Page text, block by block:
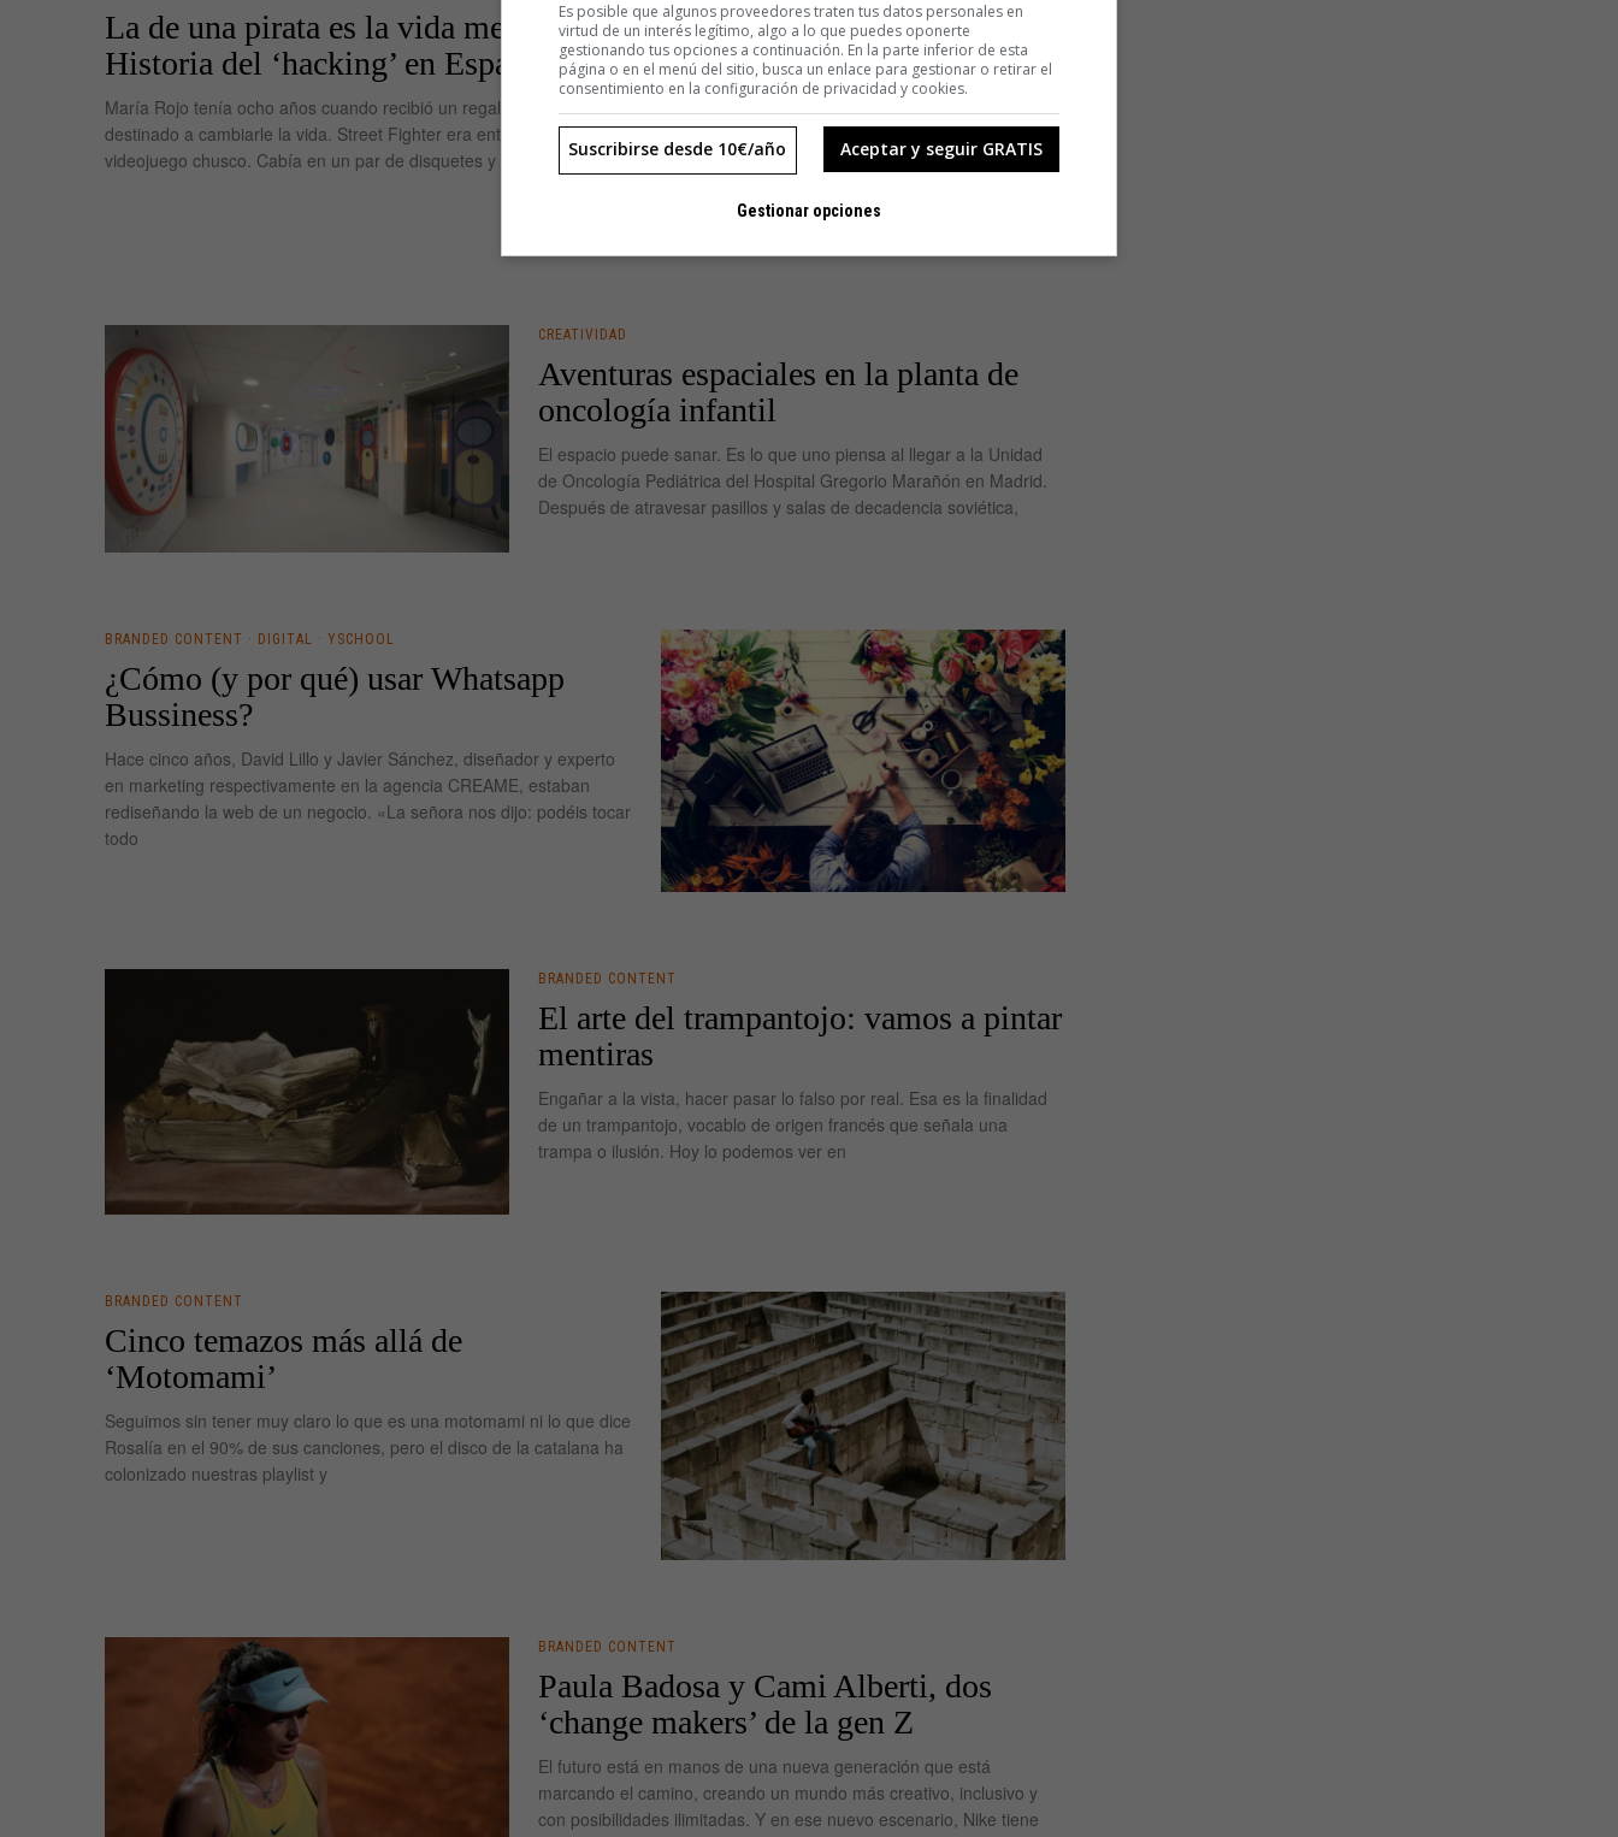
La de una pirata es la vida mejor:
Historia del ‘hacking’ en España
María Rojo tenía ocho años cuando recibió un regalo que estaba
destinado a cambiarle la vida. Street Fighter era entonces un
videojuego chusco. Cabía en un par de disquetes y los muñequitos
CREATIVIDAD
Aventuras espaciales en la planta de
oncología infantil
El espacio puede sanar. Es lo que uno piensa al llegar a la Unidad
de Oncología Pediátrica del Hospital Gregorio Marañón en Madrid.
Después de atravesar pasillos y salas de decadencia soviética,
BRANDED CONTENT · DIGITAL · YSCHOOL
¿Cómo (y por qué) usar Whatsapp
Bussiness?
Hace cinco años, David Lillo y Javier Sánchez, diseñador y experto
en marketing respectivamente en la agencia CREAME, estaban
rediseñando la web de un negocio. «La señora nos dijo: podéis tocar
todo
BRANDED CONTENT
El arte del trampantojo: vamos a pintar
mentiras
Engañar a la vista, hacer pasar lo falso por real. Esa es la finalidad
de un trampantojo, vocablo de origen francés que señala una
trampa o ilusión. Hoy lo podemos ver en
BRANDED CONTENT
Cinco temazos más allá de
‘Motomami’
Seguimos sin tener muy claro lo que es una motomami ni lo que dice
Rosalía en el 90% de sus canciones, pero el disco de la catalana ha
colonizado nuestras playlist y
BRANDED CONTENT
Paula Badosa y Cami Alberti, dos
‘change makers’ de la gen Z
El futuro está en manos de una nueva generación que está
marcando el camino, creando un mundo más creativo, inclusivo y
con posibilidades ilimitadas. Y en ese nuevo escenario, Nike tiene
Es posible que algunos proveedores traten tus datos personales en
virtud de un interés legítimo, algo a lo que puedes oponerte
gestionando tus opciones a continuación. En la parte inferior de esta
página o en el menú del sitio, busca un enlace para gestionar o retirar el
consentimiento en la configuración de privacidad y cookies.
Aceptar y seguir GRATIS
Suscribirse desde 10€/año
Gestionar opciones